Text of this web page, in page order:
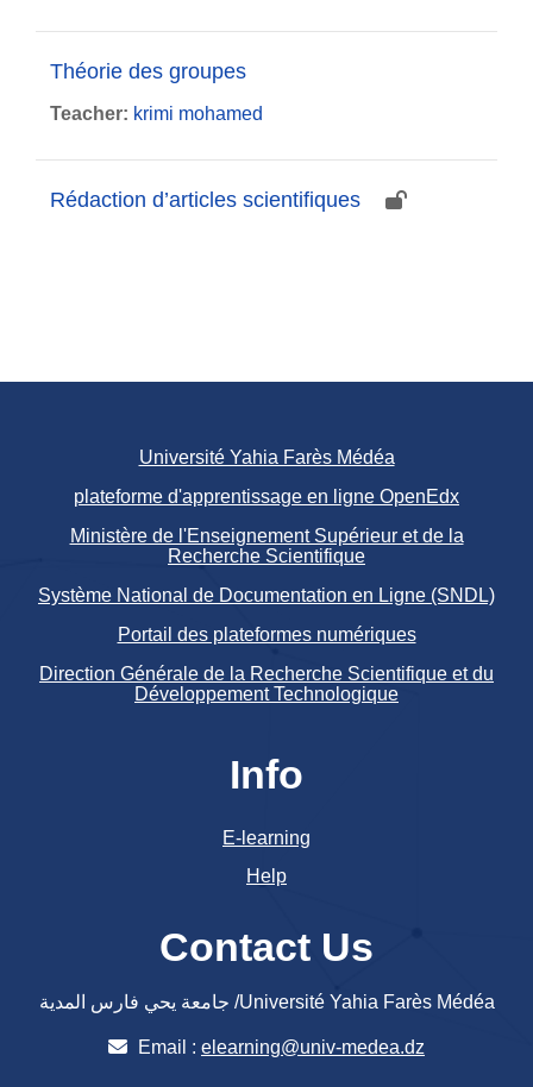
Théorie des groupes
Teacher: krimi mohamed
Rédaction d’articles scientifiques
Université Yahia Farès Médéa
plateforme d'apprentissage en ligne OpenEdx
Ministère de l'Enseignement Supérieur et de la
Recherche Scientifique
Système National de Documentation en Ligne (SNDL)
Portail des plateformes numériques
Direction Générale de la Recherche Scientifique et du
Développement Technologique
Info
E-learning
Help
Contact Us
جامعة يحي فارس المدية /Université Yahia Farès Médéa
Email : elearning@univ-medea.dz